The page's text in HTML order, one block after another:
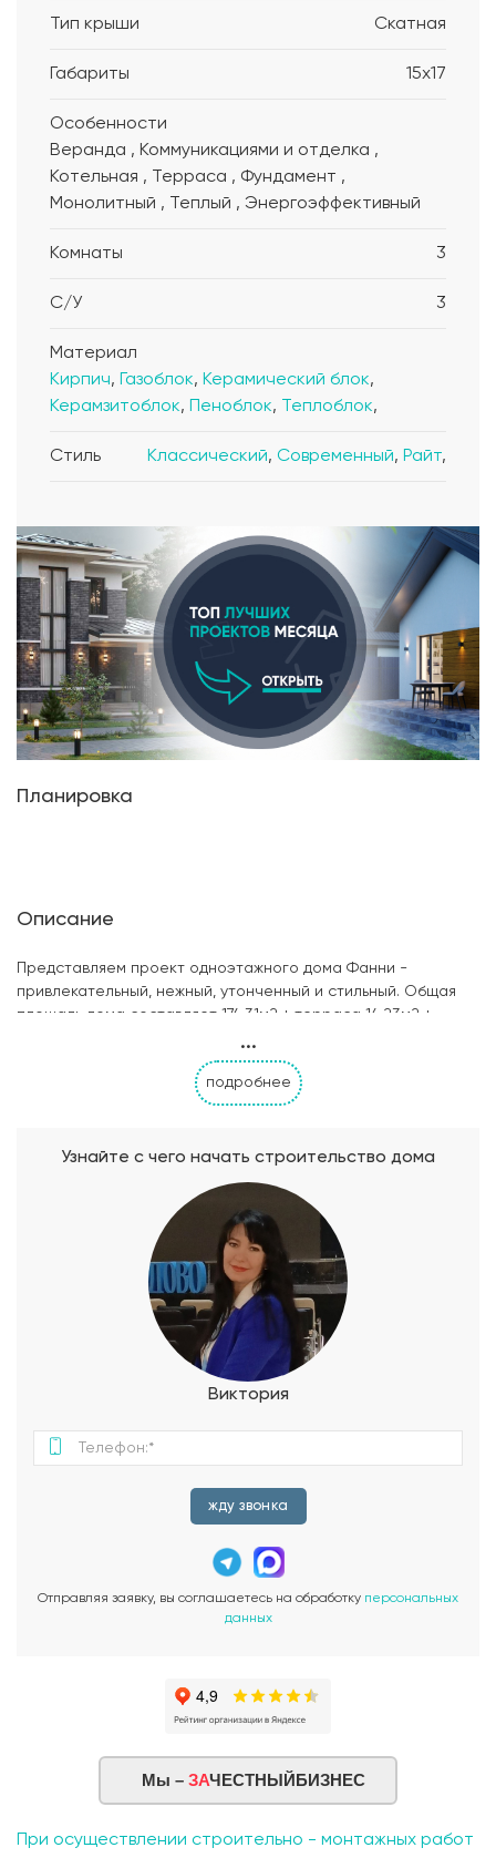
Тип крыши Скатная
Габариты 15x17
Особенности
Веранда , Коммуникациями и отделка ,
Котельная , Терраса , Фундамент ,
Монолитный , Теплый , Энергоэффективный
Комнаты 3
С/У 3
Материал
Кирпич, Газоблок, Керамический блок,
Керамзитоблок, Пеноблок, Теплоблок,
Стиль Классический, Современный, Райт,
Планировка
Описание
Представляем проект одноэтажного дома Фанни -
привлекательный, нежный, утонченный и стильный. Общая
площадь дома составляет 174.31м2 + терраса 14.23м2 +
3 санузла, 3 гардеробных, просторная кухня-гостиная с
выходом на летнюю террасу, холл, тамбур. Через тамбур
можно пройти в теплый гараж, который совмещен с
хранения консервации и овощей. Дом подойдет для семьи
Советуем присмотреться к проекту и выбрать для
строительства на своем участке.
...
подробнее
Узнайте с чего начать строительство дома
Виктория
жду звонка
Отправляя заявку, вы соглашаетесь на обработку персональных
данных
Мы – ЗАЧЕСТНЫЙБИЗНЕС
При осуществлении строительно - монтажных работ